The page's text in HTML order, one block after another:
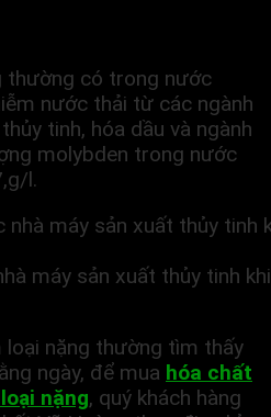
thường có trong nước
nước thải từ các ngành
tinh, hóa dầu và ngành
molybden trong nước
l.
máy sản xuất thủy tinh
nặng thường tìm thấy
ngày, để mua hóa chất
nặng, quý khách hàng